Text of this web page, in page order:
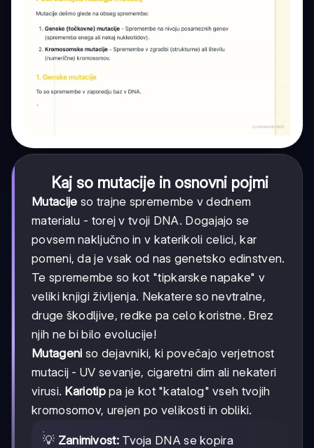
Kaj so mutacije in osnovni pojmi
Mutacije so trajne spremembe v dednem
materialu - torej v tvoji DNA. Dogajajo se
povsem naključno in v katerikoli celici, kar
pomeni, da je vsak od nas genetsko edinstven.
Te spremembe so kot "tipkarske napake" v
veliki knjigi življenja. Nekatere so nevtralne,
druge škodljive, redke pa celo koristne. Brez
njih ne bi bilo evolucije!
Mutageni so dejavniki, ki povečajo verjetnost
mutacij - UV sevanje, cigaretni dim ali nekateri
virusi. Kariotippa je kot "katalog" vseh tvojih
kromosomov, urejen po velikosti in obliki.
💡 Zanimivost:Tvoja DNA se kopira